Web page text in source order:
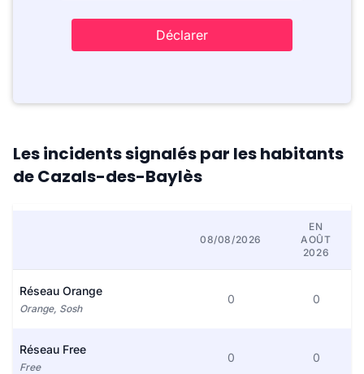
Déclarer
Les incidents signalés par les habitants
de Cazals-des-Baylès
08/08/2026
EN
AOÛT
2026
Réseau Orange
Orange, Sosh
0 0
Réseau Free
Free
0 0